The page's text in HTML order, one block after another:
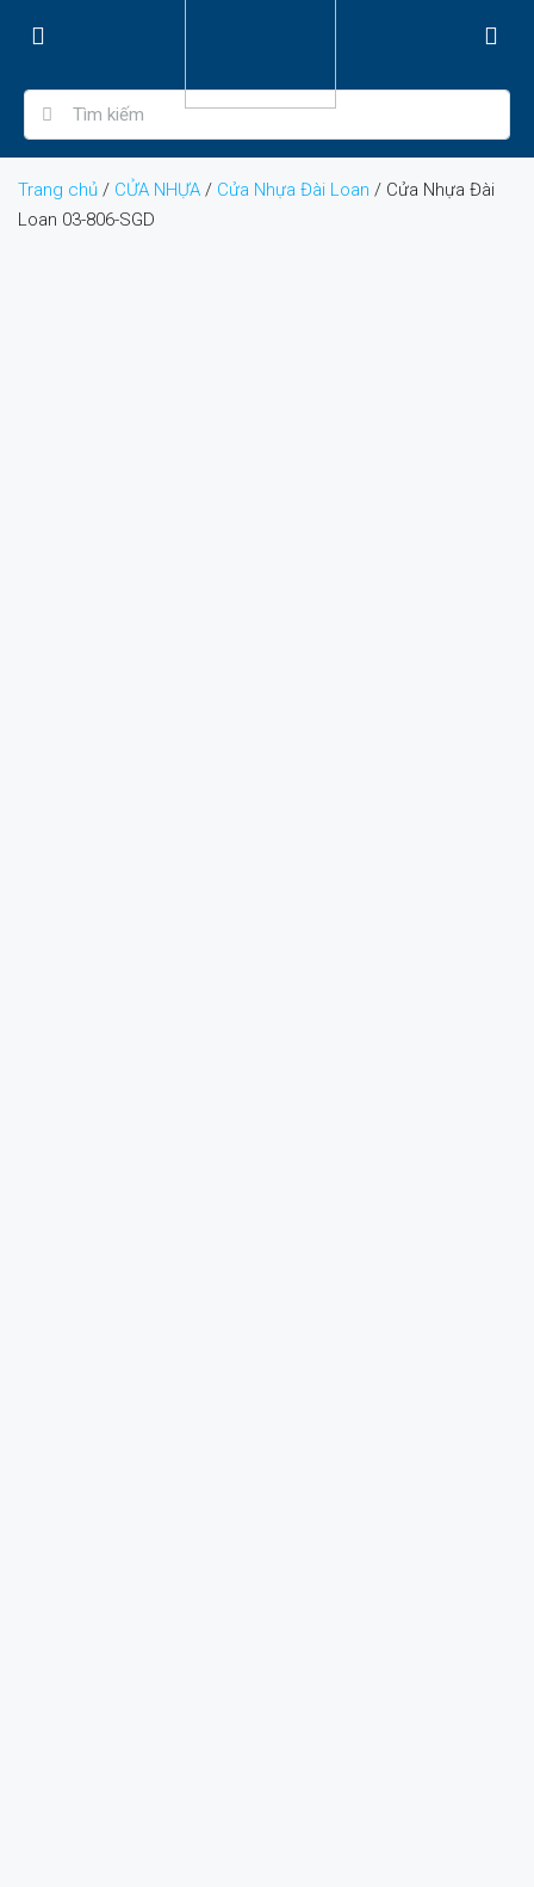
Trang chủ / CỬA NHỰA / Cửa Nhựa Đài Loan / Cửa Nhựa Đài
Loan 03-806-SGD